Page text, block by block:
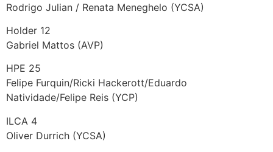
Rodrigo Julian / Renata Meneghelo (YCSA)
Holder 12
Gabriel Mattos (AVP)
HPE 25
Felipe Furquin/Ricki Hackerott/Eduardo
Natividade/Felipe Reis (YCP)
ILCA 4
Oliver Durrich (YCSA)